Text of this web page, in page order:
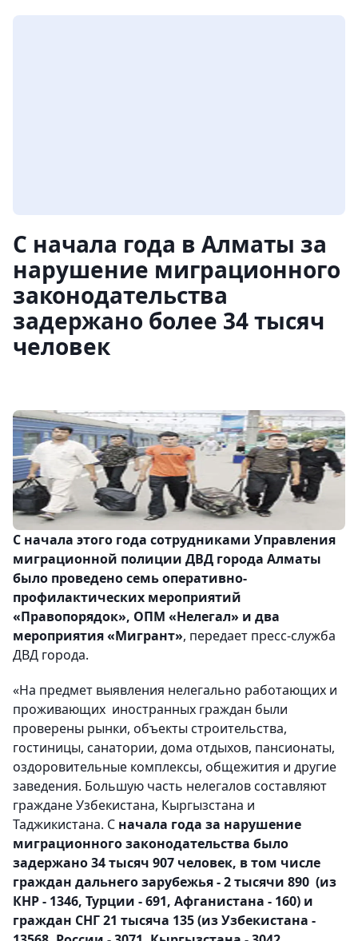
С начала года в Алматы за
нарушение миграционного
законодательства
задержано более 34 тысяч
человек
С начала этого года сотрудниками Управления
миграционной полиции ДВД города Алматы
было проведено семь оперативно-
профилактических мероприятий
«Правопорядок», ОПМ «Нелегал» и два
мероприятия «Мигрант», передает пресс-служба
ДВД города.
«На предмет выявления нелегально работающих и
проживающих иностранных граждан были
проверены рынки, объекты строительства,
гостиницы, санатории, дома отдыхов, пансионаты,
оздоровительные комплексы, общежития и другие
заведения. Большую часть нелегалов составляют
граждане Узбекистана, Кыргызстана и
Таджикистана. С начала года за нарушение
миграционного законодательства было
задержано 34 тысяч 907 человек, в том числе
граждан дальнего зарубежья - 2 тысячи 890 (из
КНР - 1346, Турции - 691, Афганистана - 160) и
граждан СНГ 21 тысяча 135 (из Узбекистана -